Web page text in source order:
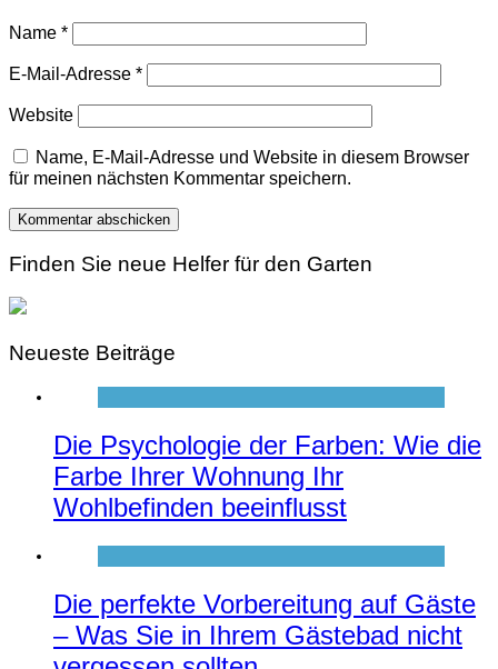
Name *
E-Mail-Adresse *
Website
Name, E-Mail-Adresse und Website in diesem Browser
für meinen nächsten Kommentar speichern.
Finden Sie neue Helfer für den Garten
Neueste Beiträge
Die Psychologie der Farben: Wie die
Farbe Ihrer Wohnung Ihr
Wohlbefinden beeinflusst
Die perfekte Vorbereitung auf Gäste
– Was Sie in Ihrem Gästebad nicht